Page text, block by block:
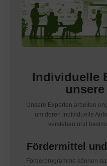
Individuelle
Unsere Experten arbeiten
um deren individuelle
verstehen und
Fördermittel
Förderprogramme können